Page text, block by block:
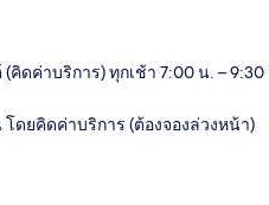
คิดค่าบริการ) ทุกเช้า 7:00 น. – 9:30
ดยคิดค่าบริการ (ต้องจองล่วงหน้า)